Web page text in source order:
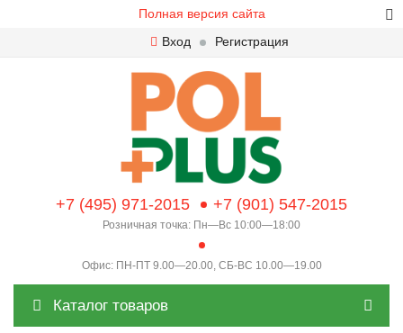
Полная версия сайта
Вход
Регистрация
+7 (495) 971-2015 +7 (901) 547-2015
Розничная точка: Пн—Вс 10:00—18:00
Офис: ПН-ПТ 9.00—20.00, СБ-ВС 10.00—19.00
Каталог товаров